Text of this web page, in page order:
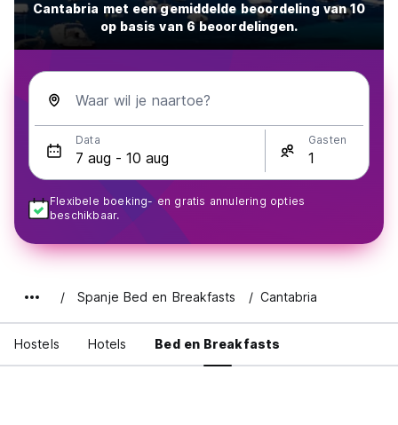
Cantabria met een gemiddelde beoordeling van 10
op basis van 6 beoordelingen.
Waar wil je naartoe?
Data Gasten
Flexibele boeking- en gratis annulering opties
beschikbaar.
Spanje Bed en Breakfasts Cantabria
Hostels Hotels Bed en Breakfasts